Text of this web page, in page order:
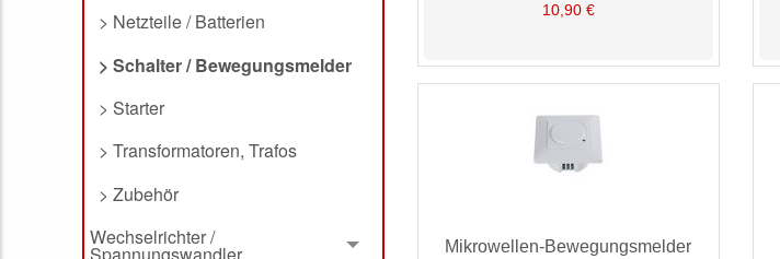
> Netzteile / Batterien
> Schalter / Bewegungsmelder
> Starter
> Transformatoren, Trafos
> Zubehör
Wechselrichter /
10,90 €
Mikrowellen-Bewegungsmelder